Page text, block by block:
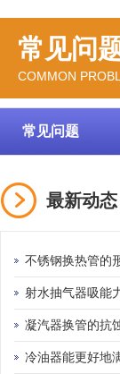
常见问
COMMON
常见问题
最新动态
不锈钢换热管的
射水抽气器吸能
优点
凝汽器换管的抗
冷油器能更好地